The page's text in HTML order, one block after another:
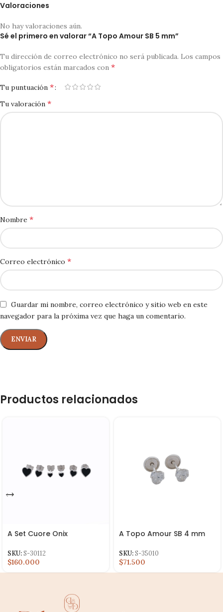
Valoraciones
No hay valoraciones aún.
Sé el primero en valorar “A Topo Amour SB 5 mm”
Tu dirección de correo electrónico no será publicada. Los campos
obligatorios están marcados con *
Tu puntuación *
Tu valoración *
Nombre *
Correo electrónico *
Guardar mi nombre, correo electrónico y sitio web en este
navegador para la próxima vez que haga un comentario.
Productos relacionados
A Set Cuore Onix
SKU:S-30112
$160.000
A Topo Amour SB 4 mm
SKU:S-35010
$71.500